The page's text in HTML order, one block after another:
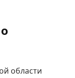
области